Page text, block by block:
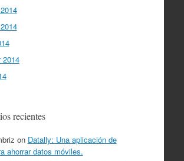
2014
recientes
on Datally: Una aplicación de
ahorrar datos móviles.